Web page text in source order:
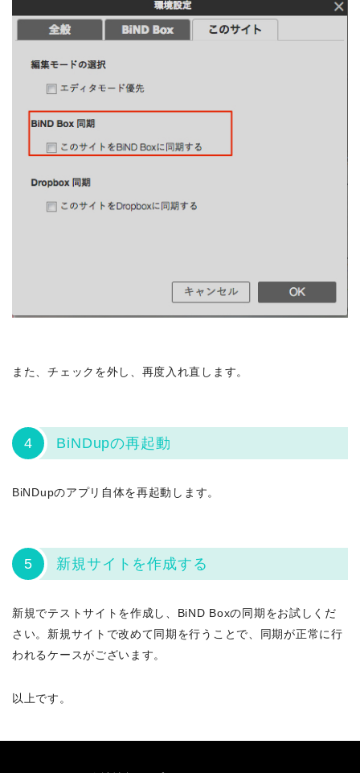
また、チェックを外し、再度入れ直します。
4 BiNDupの再起動
BiNDupのアプリ自体を再起動します。
5 新規サイトを作成する
新規でテストサイトを作成し、BiND Boxの同期をお試しくだ
さい。新規サイトで改めて同期を行うことで、同期が正常に行
われるケースがございます。
以上です。